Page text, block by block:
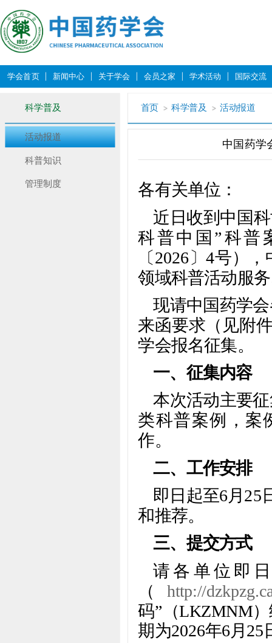
学会首页 新闻中心 关于学会 会员之家 学术活动 国际交流
科学普及
活动报道
科普知识
管理制度
首页 科学普及 活动报道
中国药学
各有关单位：
近日收到中国
科普中国”科普
〔2026〕4号）
领域科普活动服
现请中国药学
来函要求（见附
学会报名征集。
一、征集内容
本次活动主要
类科普案例，案
作。
二、工作安排
即日起至6月25
和推荐。
三、提交方式
请各单位即
（ http://
码”（LKZMNM
期为2026年6月25